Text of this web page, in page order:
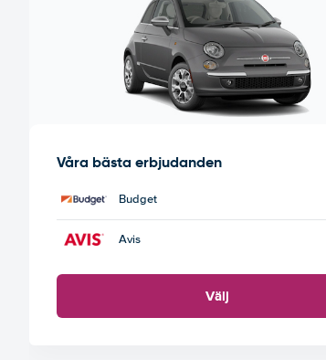
Våra bästa erbjudanden
Budget
Avis
Välj